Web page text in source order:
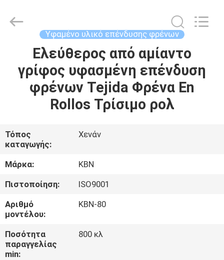
ΣΠΊΤΙ
ΠΡΟΪΌΝΤΑ
ΕΜΕΊΣ
ΓΎΡΟΣ
ΕΡΓΟΣΤΑΣΊΩΝ
ΠΟΙΟΤΙΚΌΣ
ΈΛΕΓΧΟΣ
Υφαμένο υλικό επένδυσης φρένων
Ελεύθερος από αμίαντο
γρίφος υφασμένη επένδυση
φρένων Tejida Φρένα En
Rollos Τρίσιμο ρολ
Τόπος
καταγωγής:
Χενάν
Μάρκα:
KBN
Πιστοποίηση:
ISO9001
Αριθμό
μοντέλου:
ΚΒΝ-80
Ποσότητα
παραγγελίας
min:
800 κλ